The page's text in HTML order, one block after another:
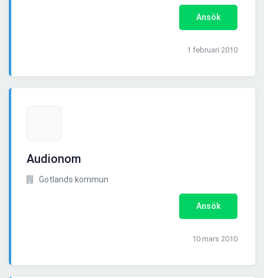
Ansök
1 februari 2010
Audionom
Gotlands kommun
Ansök
10 mars 2010